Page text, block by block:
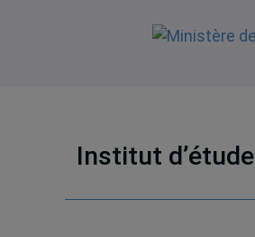
Institut